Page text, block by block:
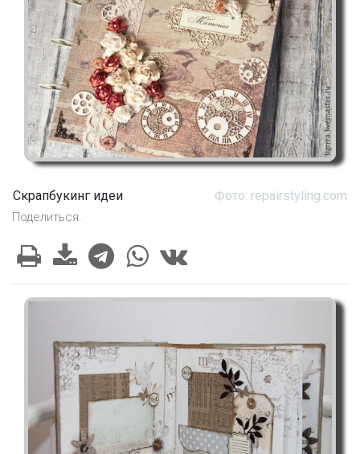
Скрапбукинг идеи Фото: repairstyling.com
Поделиться: